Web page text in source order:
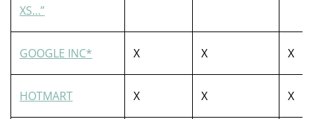
XS…”
GOOGLE INC* X X X
HOTMART X X X